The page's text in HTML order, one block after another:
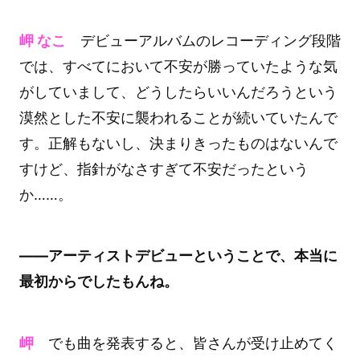
岬 なこ
デビューアルバムのレコーディング段階
では、すべてにおいて不安が勝っていたような気
がしていまして、どうしたらいいんだろうという
漠然とした不安に襲われることが続いていたんで
す。正解もないし、決まりきったものはないんで
すけど、指針がなさすぎて不安だったという
か……。
――アーティストデビューということで、本当に
最初からでしたもんね。
岬 でも曲を発表すると、皆さんが受け止めてく